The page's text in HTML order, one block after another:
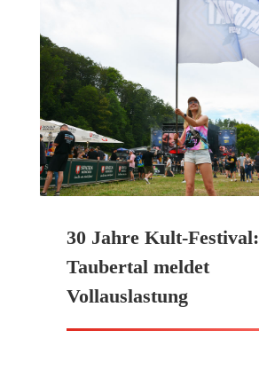
30 Jahre Kult-Festival:
Taubertal meldet
Vollauslastung